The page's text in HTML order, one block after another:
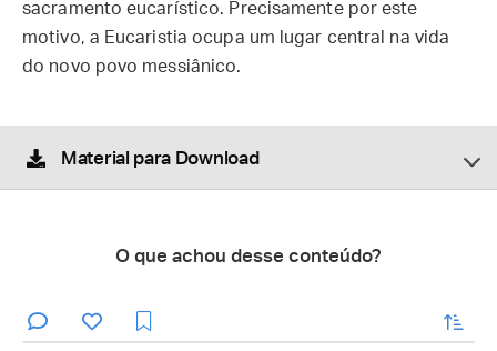
sacramento eucarístico. Precisamente por este
motivo, a Eucaristia ocupa um lugar central na vida
do novo povo messiânico.
Material para Download
O que achou desse conteúdo?
enviar